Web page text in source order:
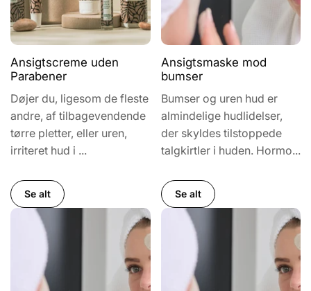
Ansigtscreme uden
Parabener
Døjer du, ligesom de fleste
andre, af tilbagevendende
tørre pletter, eller uren,
irriteret hud i ...
Se alt
Ansigtsmaske mod
bumser
Bumser og uren hud er
almindelige hudlidelser,
der skyldes tilstoppede
talgkirtler i huden. Hormo...
Se alt